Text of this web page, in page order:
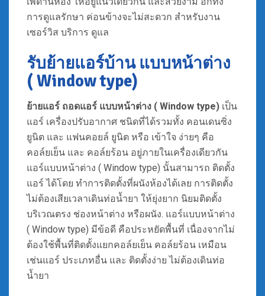
การดูแลรักษา ค่อนข้างจะไม่สะดวก สำหรับงาน
เซอร์วิส บริการ ดูแล
รับย้ายแอร์บ้าน แบบหน้าต่าง
( Window type)
ย้ายแอร์ ถอดแอร์ แบบหน้าต่าง ( Window type) เป็น
แอร์ เครื่องปรับอากาศ ชนิดที่ได้รวมทั้ง คอนเดนซิ่ง
ยูนิต และ แฟนคอยล์ ยูนิต หรือ เข้าใจ ง่ายๆ คือ
คอล์ยเย็น และ คอล์ยร้อน อยู่ภายในเครื่องเดียวกัน
แอร์แบบหน้าต่าง ( Window type) นั้นสามารถ ติดตั้ง
แอร์ ได้โดย ทำการติดตั้งที่ผนังห้องได้เลย การติดตั้ง
ไม่ต้องเสียเวลาเดินท่อน้ำยา ให้ยุ่งยาก นิยมติดตั้ง
บริเวณตรง ช่องหน้าต่าง หรือผนัง. แอร์แบบหน้าต่าง
( Window type) มีข้อดี คือประหยัดพื้นที่ เนื่องจากไม่
ต้องใช้พื้นที่ติดตั้งแยกคอล์ยเย็น คอล์ยร้อน เหมือน
เช่นแอร์ ประเภทอื่น และ ติดตั้งง่าย ไม่ต้องเดินท่อ
น้ำยา